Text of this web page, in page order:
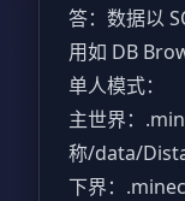
答：数据以
用如 DB
单人模式：
主世界：
称/data/
下界：